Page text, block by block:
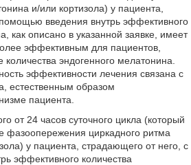
и/или кортизола) у пациента,
введения внутрь эффективного
как описано в указанной заявке, имеет
эффективным для пациентов,
эндогенного мелатонина.
эффективности лечения связана с
естественным образом
пациента.
от 24 часов суточного цикла (который
фазоопережения циркадного ритма
у пациента, страдающего от него, с
эффективного количества